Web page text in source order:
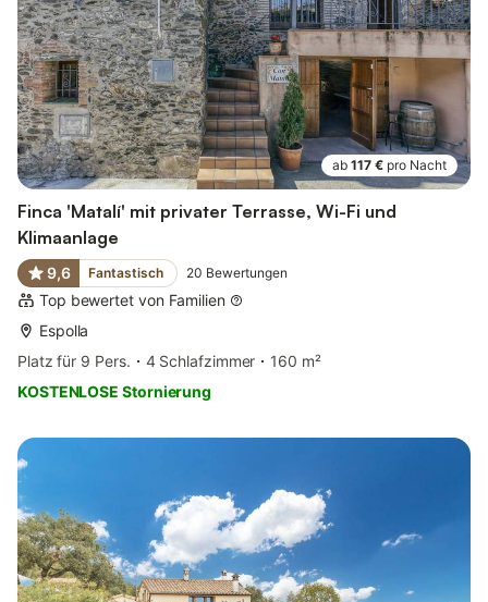
ab 117 € pro Nacht
Finca 'Matalí' mit privater Terrasse, Wi-Fi und
Klimaanlage
9,6 Fantastisch 20 Bewertungen
Top bewertet von Familien
Espolla
Platz für 9 Pers.
4 Schlafzimmer
160 m²
KOSTENLOSE Stornierung